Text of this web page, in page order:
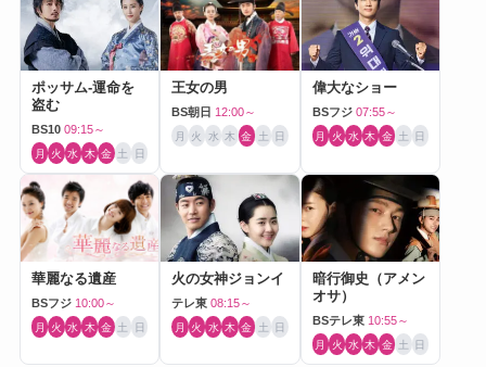
ポッサム-運命を
盗む
BS10 09:15～
月 火 水 木 金 土 日
王女の男
BS朝日 12:00～
月 火 水 木 金 土 日
偉大なショー
BSフジ 07:55～
月 火 水 木 金 土 日
華麗なる遺産
BSフジ 10:00～
月 火 水 木 金 土 日
火の女神ジョンイ
テレ東 08:15～
月 火 水 木 金 土 日
暗行御史（アメン
オサ）
BSテレ東 10:55～
月 火 水 木 金 土 日